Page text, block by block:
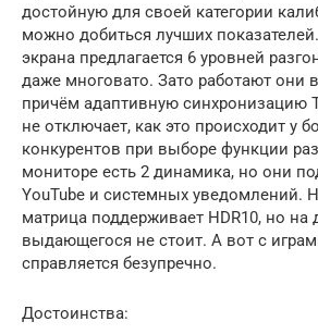
достойную для своей категории
можно добиться лучших
экрана предлагается 6 уровней
даже многовато. Зато работают они
причём адаптивную синхронизацию
не отключает, как это происходит у
конкурентов при выборе функции
мониторе есть 2 динамика, но они
YouTube и системных уведомлений.
матрица поддерживает HDR10, но на
выдающегося не стоит. А вот с
справляется безупречно.
Достоинства: